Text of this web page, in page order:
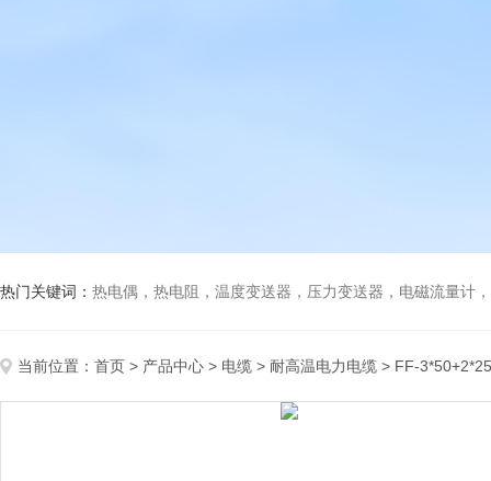
热门关键词： 热电偶，热电阻，温度变送器，压力变送器，电磁流量计，
当前位置： 首页 > 产品中心 > 电缆 > 耐高温电力电缆 > FF-